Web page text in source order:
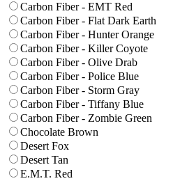
Carbon Fiber - EMT Red
Carbon Fiber - Flat Dark Earth
Carbon Fiber - Hunter Orange
Carbon Fiber - Killer Coyote
Carbon Fiber - Olive Drab
Carbon Fiber - Police Blue
Carbon Fiber - Storm Gray
Carbon Fiber - Tiffany Blue
Carbon Fiber - Zombie Green
Chocolate Brown
Desert Fox
Desert Tan
E.M.T. Red